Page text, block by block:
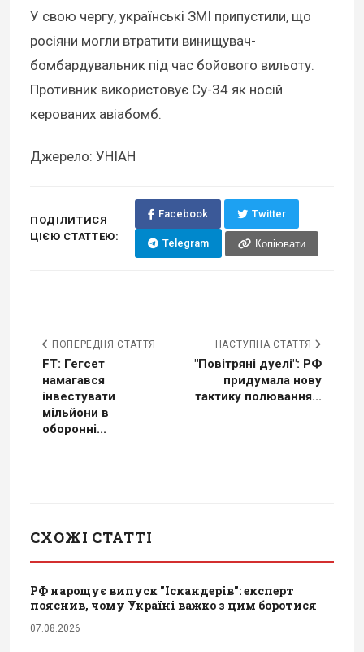
У свою чергу, українські ЗМІ припустили, що
росіяни могли втратити винищувач-
бомбардувальник під час бойового вильоту.
Противник використовує Су-34 як носій
керованих авіабомб.
Джерело: УНІАН
ПОДІЛИТИСЯ
ЦІЄЮ СТАТТЕЮ:
Facebook Twitter
Telegram Копіювати
ПОПЕРЕДНЯ СТАТТЯ
FT: Гегсет
намагався
інвестувати
мільйони в
оборонні...
НАСТУПНА СТАТТЯ
"Повітряні дуелі": РФ
придумала нову
тактику полювання...
СХОЖІ СТАТТІ
РФ нарощує випуск "Іскандерів": експерт
пояснив, чому Україні важко з цим боротися
07.08.2026